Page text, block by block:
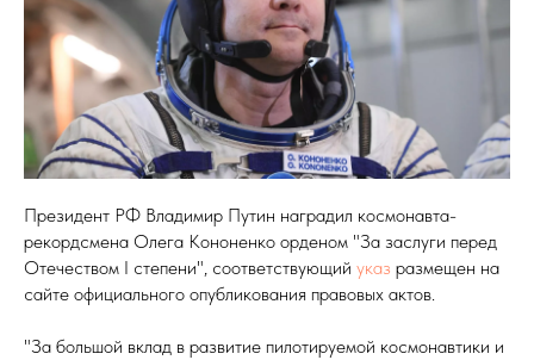
Президент РФ Владимир Путин наградил космонавта-
рекордсмена Олега Кононенко орденом "За заслуги перед
Отечеством І степени", соответствующий указ размещен на
сайте официального опубликования правовых актов.
"За большой вклад в развитие пилотируемой космонавтики и